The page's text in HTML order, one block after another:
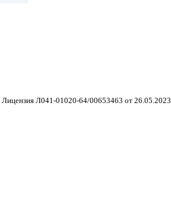
Лицензия Л041-01020-64/00653463 от 26.05.2023